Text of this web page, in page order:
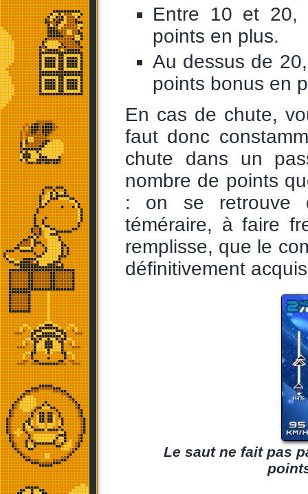
Entre 10 et 20,
points en plus.
Au dessus de
points bonus en
En cas de chute,
faut donc
chute dans un
nombre de points
: on se retrouve
téméraire, à faire
remplisse, que le
définitivement
Le saut ne fait pas